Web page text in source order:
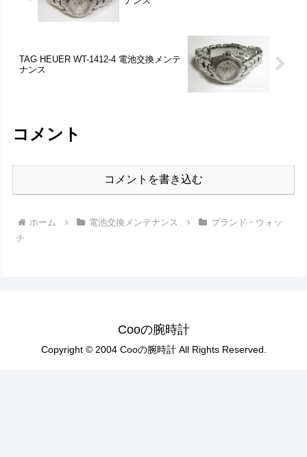
TAG HEUER WT-1412-4 電池交換メンテ
ナンス
コメント
コメントを書き込む
ホーム 電池交換メンテナンス
ブランド・ウォッ
チ
Cooの腕時計
Copyright © 2004 Cooの腕時計 All Rights Reserved.